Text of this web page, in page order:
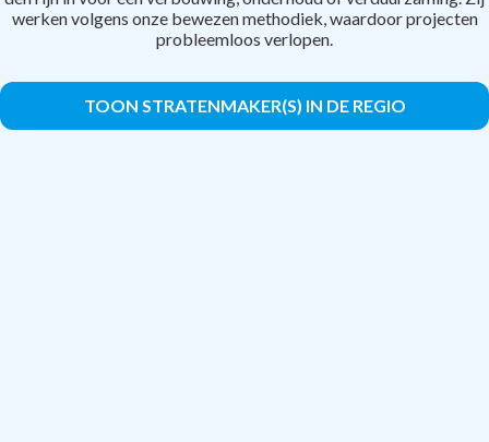
werken volgens onze bewezen methodiek, waardoor projecten
probleemloos verlopen.
TOON STRATENMAKER(S) IN DE REGIO